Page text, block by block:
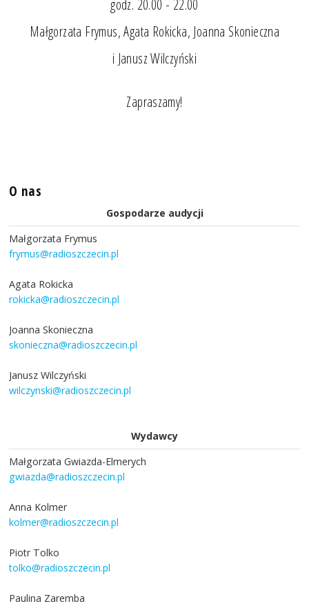
godz. 20.00 - 22.00
Małgorzata Frymus, Agata Rokicka, Joanna Skonieczna
i Janusz Wilczyński
Zapraszamy!
O nas
Gospodarze audycji
Małgorzata Frymus
frymus@radioszczecin.pl
Agata Rokicka
rokicka@radioszczecin.pl
Joanna Skonieczna
skonieczna@radioszczecin.pl
Janusz Wilczyński
wilczynski@radioszczecin.pl
Wydawcy
Małgorzata Gwiazda-Elmerych
gwiazda@radioszczecin.pl
Anna Kolmer
kolmer@radioszczecin.pl
Piotr Tolko
tolko@radioszczecin.pl
Paulina Zaremba